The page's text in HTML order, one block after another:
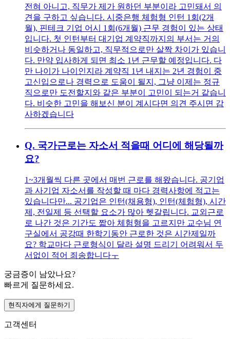
전혀 아니고, 직무가 제가 원하던 부분이라 고민돼서 의
견을 구하고 싶습니다. 시중은행 체험형 인턴 1회(2개
월), 핀테크 기업 어시 1회(6개월) 근무 경험이 있는 상태
입니다. 첫 인턴부터 대기업 계약직까지의 부서는 거의
비슷하거나 동일하고, 직무적으로만 살짝 차이가 있습니
다. 만약 입사하게 되면 최소 1년 근무할 예정입니다. 다
만 나이가 나이인지라 계약직 1년 내지는 2년 경험이 중
고신입으로나 경력으로 도움이 될지, 그냥 이제는 정규
직으로만 도전할지와 같은 부분이 고민이 되는거 같습니
다. 비슷한 고민을 해보신 분이 계시다면 의견 주시면 감
사하겠습니다
Q. 국가근로는 자소서 적을때 어디에 해당될까
요?
1~3개월씩 다른 곳에서 매번 근로를 해왔습니다. 공기업
과 사기업 자소서를 작성할 때 마다 경력사항에 적고는
있습니다만... 공기업은 인턴(채용형), 인턴(체험형), 시간
제, 전일제 등 선택할 요소가 많아 헷갈립니다. 교외근로
로 나간 것은 기간도 짧아 체험형을 고르지만 교수님 연
구실에서 공강때 한학기동안 근로한 것은 시간제일까
요? 학교마다 근로형식이 달라 설명 드리기 어려워서 두
서없이 적어 죄송합니다ㅜ
궁금증이 남았나요?
빠르게 질문하세요.
현직자에게 질문하기
고객센터